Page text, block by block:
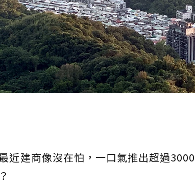
近建商像沒在怕，一口氣推出超過